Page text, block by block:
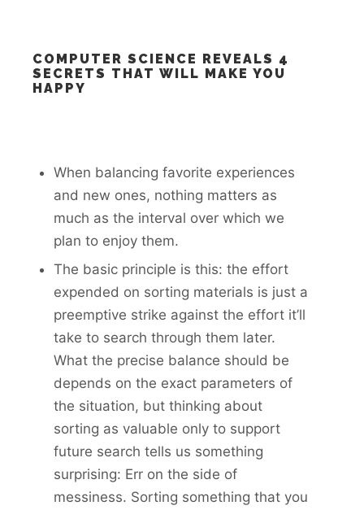
COMPUTER SCIENCE REVEALS 4
SECRETS THAT WILL MAKE YOU
HAPPY
When balancing favorite experiences
and new ones, nothing matters as
much as the interval over which we
plan to enjoy them.
The basic principle is this: the effort
expended on sorting materials is just a
preemptive strike against the effort it’ll
take to search through them later.
What the precise balance should be
depends on the exact parameters of
the situation, but thinking about
sorting as valuable only to support
future search tells us something
surprising: Err on the side of
messiness. Sorting something that you